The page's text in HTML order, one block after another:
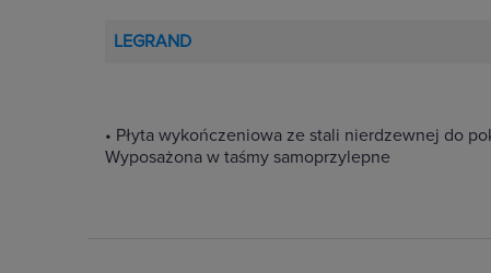
LEGRAND
• Płyta wykończeniowa ze stali nierdzewnej do
Wyposażona w taśmy samoprzylepne